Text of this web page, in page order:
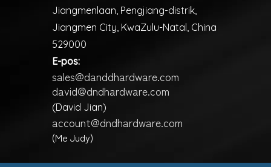
Jiangmenlaan, Pengjiang-distrik,
Jiangmen City, KwaZulu-Natal, China
529000
E-pos:
sales@danddhardware.com
david@dndhardware.com
(David Jian)
account@dndhardware.com
(Me Judy)